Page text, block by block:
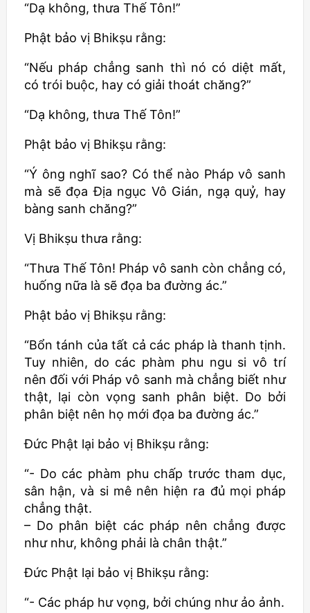
“Dạ không, thưa Thế Tôn!”
Phật bảo vị Bhikṣu rằng:
“Nếu pháp chẳng sanh thì nó có diệt mất,
có trói buộc, hay có giải thoát chăng?”
“Dạ không, thưa Thế Tôn!”
Phật bảo vị Bhikṣu rằng:
“Ý ông nghĩ sao? Có thể nào Pháp vô sanh
mà sẽ đọa Địa ngục Vô Gián, ngạ quỷ, hay
bàng sanh chăng?”
Vị Bhikṣu thưa rằng:
“Thưa Thế Tôn! Pháp vô sanh còn chẳng có,
huống nữa là sẽ đọa ba đường ác.”
Phật bảo vị Bhikṣu rằng:
“Bổn tánh của tất cả các pháp là thanh tịnh.
Tuy nhiên, do các phàm phu ngu si vô trí
nên đối với Pháp vô sanh mà chẳng biết như
thật, lại còn vọng sanh phân biệt. Do bởi
phân biệt nên họ mới đọa ba đường ác.”
Đức Phật lại bảo vị Bhikṣu rằng:
“- Do các phàm phu chấp trước tham dục,
sân hận, và si mê nên hiện ra đủ mọi pháp
chẳng thật.
– Do phân biệt các pháp nên chẳng được
như như, không phải là chân thật.”
Đức Phật lại bảo vị Bhikṣu rằng:
“- Các pháp hư vọng, bởi chúng như ảo ảnh.